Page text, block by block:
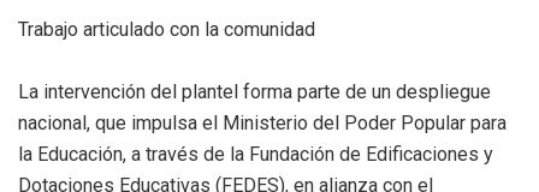
Trabajo articulado con la comunidad
La intervención del plantel forma parte de un despliegue
nacional, que impulsa el Ministerio del Poder Popular para
la Educación, a través de la Fundación de Edificaciones y
Dotaciones Educativas (FEDES), en alianza con el